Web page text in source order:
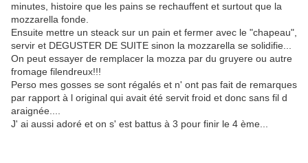
minutes, histoire que les pains se rechauffent et surtout que la
mozzarella fonde.
Ensuite mettre un steack sur un pain et fermer avec le "chapeau",
servir et DEGUSTER DE SUITE sinon la mozzarella se solidifie...
On peut essayer de remplacer la mozza par du gruyere ou autre
fromage filendreux!!!
Perso mes gosses se sont régalés et n' ont pas fait de remarques
par rapport à l original qui avait été servit froid et donc sans fil d
araignée....
J' ai aussi adoré et on s' est battus à 3 pour finir le 4 ème...